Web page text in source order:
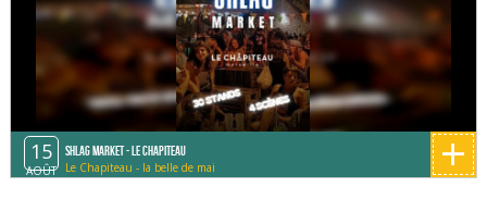
15
AOÛT
Shlag Market - Le Chapiteau
Le Chapiteau - la belle de mai +